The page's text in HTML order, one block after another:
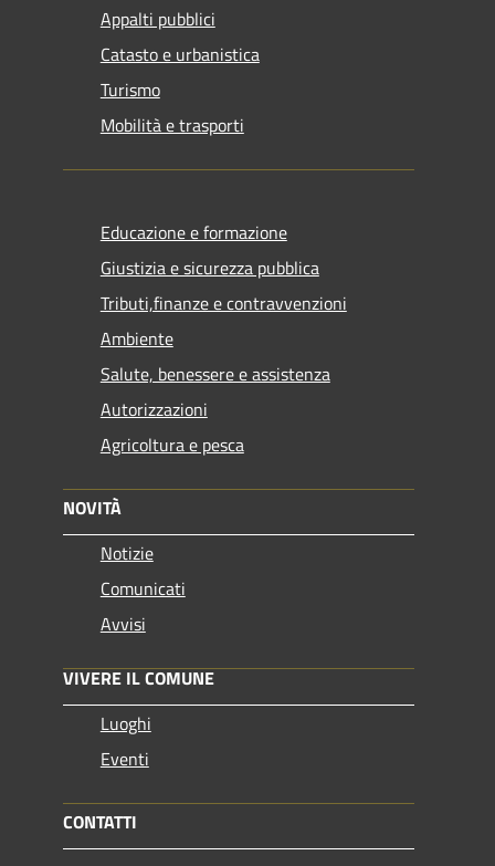
Appalti pubblici
Catasto e urbanistica
Turismo
Mobilità e trasporti
Educazione e formazione
Giustizia e sicurezza pubblica
Tributi,finanze e contravvenzioni
Ambiente
Salute, benessere e assistenza
Autorizzazioni
Agricoltura e pesca
NOVITÀ
Notizie
Comunicati
Avvisi
VIVERE IL COMUNE
Luoghi
Eventi
CONTATTI